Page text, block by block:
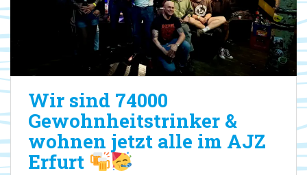
Wir sind 74000
Gewohnheitstrinker &
wohnen jetzt alle im AJZ
Erfurt